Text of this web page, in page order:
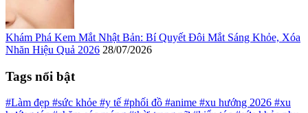
Khám Phá Kem Mắt Nhật Bản: Bí Quyết Đôi Mắt Sáng Khỏe, Xóa
Nhăn Hiệu Quả 2026 28/07/2026
Tags nổi bật
#Làm đẹp #sức khỏe #y tế #phối đồ #anime #xu hướng 2026 #xu